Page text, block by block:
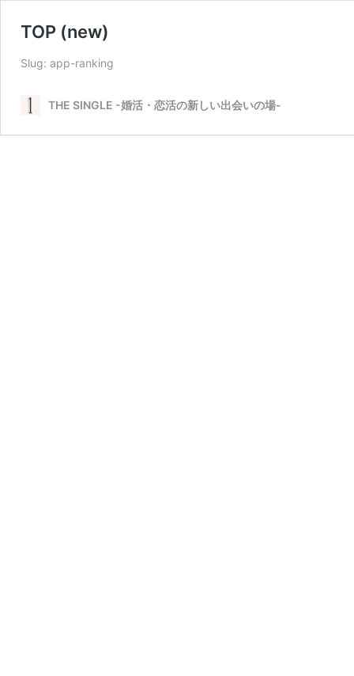
TOP (new)
Slug: app-ranking
THE SINGLE -婚活・恋活の新しい出会いの場-